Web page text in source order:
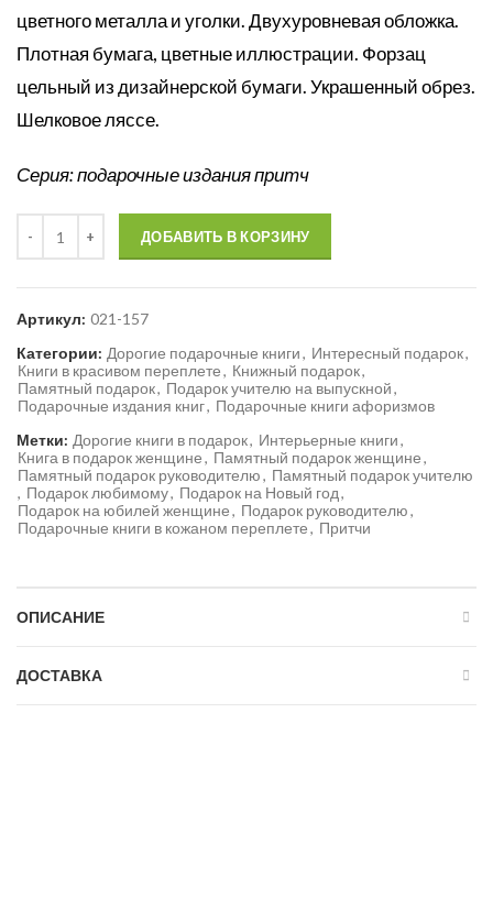
цветного металла и уголки. Двухуровневая обложка.
Плотная бумага, цветные иллюстрации. Форзац
цельный из дизайнерской бумаги. Украшенный обрез.
Шелковое ляссе.
Серия: подарочные издания притч
ДОБАВИТЬ В КОРЗИНУ
Артикул: 021-157
Категории: Дорогие подарочные книги, Интересный подарок,
Книги в красивом переплете, Книжный подарок,
Памятный подарок, Подарок учителю на выпускной,
Подарочные издания книг, Подарочные книги афоризмов
Метки: Дорогие книги в подарок, Интерьерные книги,
Книга в подарок женщине, Памятный подарок женщине,
Памятный подарок руководителю, Памятный подарок учителю
, Подарок любимому, Подарок на Новый год,
Подарок на юбилей женщине, Подарок руководителю,
Подарочные книги в кожаном переплете, Притчи
ОПИСАНИЕ
ДОСТАВКА